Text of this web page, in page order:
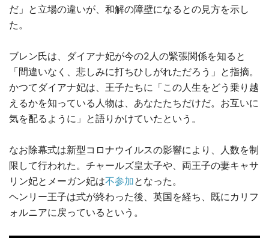
だ」と立場の違いが、和解の障壁になるとの見方を示し
た。
ブレン氏は、ダイアナ妃が今の2人の緊張関係を知ると
「間違いなく、悲しみに打ちひしがれただろう」と指摘。
かつてダイアナ妃は、王子たちに「この人生をどう乗り越
えるかを知っている人物は、あなたたちだけだ。お互いに
気を配るように」と語りかけていたという。
なお除幕式は新型コロナウイルスの影響により、人数を制
限して行われた。チャールズ皇太子や、両王子の妻キャサ
リン妃とメーガン妃は不参加となった。
ヘンリー王子は式が終わった後、英国を経ち、既にカリフ
ォルニアに戻っているという。